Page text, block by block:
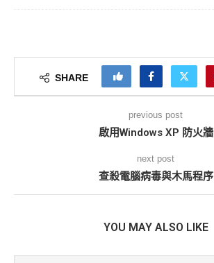
SHARE
previous post
啟用Windows XP 防火牆
next post
查殺電腦病毒與木馬程序
YOU MAY ALSO LIKE